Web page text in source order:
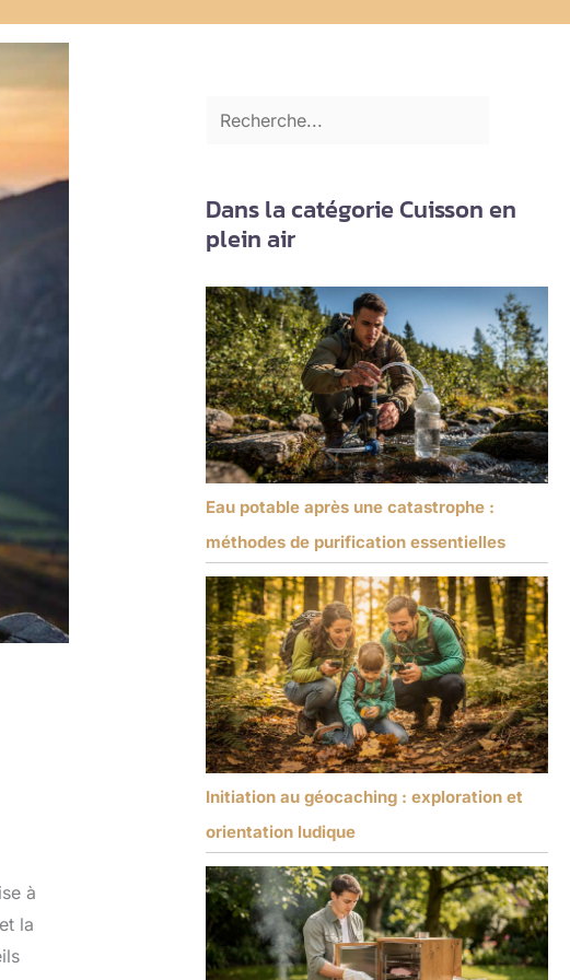
à
la
Dans la catégorie Cuisson en
plein air
Eau potable après une catastrophe :
méthodes de purification essentielles
Initiation au géocaching : exploration et
orientation ludique